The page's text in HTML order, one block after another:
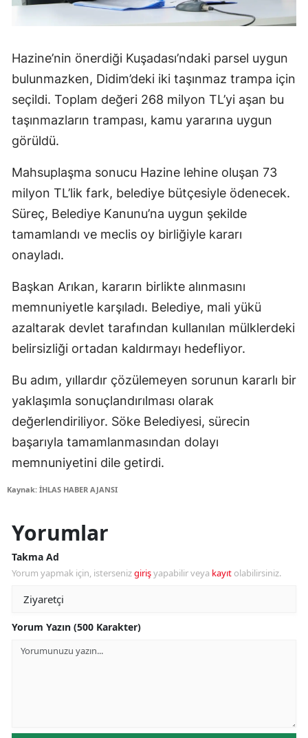
Hazine’nin önerdiği Kuşadası’ndaki parsel uygun
bulunmazken, Didim’deki iki taşınmaz trampa için
seçildi. Toplam değeri 268 milyon TL’yi aşan bu
taşınmazların trampası, kamu yararına uygun
görüldü.
Mahsuplaşma sonucu Hazine lehine oluşan 73
milyon TL’lik fark, belediye bütçesiyle ödenecek.
Süreç, Belediye Kanunu’na uygun şekilde
tamamlandı ve meclis oy birliğiyle kararı
onayladı.
Başkan Arıkan, kararın birlikte alınmasını
memnuniyetle karşıladı. Belediye, mali yükü
azaltarak devlet tarafından kullanılan mülklerdeki
belirsizliği ortadan kaldırmayı hedefliyor.
Bu adım, yıllardır çözülemeyen sorunun kararlı bir
yaklaşımla sonuçlandırılması olarak
değerlendiriliyor. Söke Belediyesi, sürecin
başarıyla tamamlanmasından dolayı
memnuniyetini dile getirdi.
Kaynak: İHLAS HABER AJANSI
Yorumlar
Takma Ad
Yorum yapmak için, istersenizgirişyapabilir veya kayıt olabilirsiniz.
Yorum Yazın (500 Karakter)